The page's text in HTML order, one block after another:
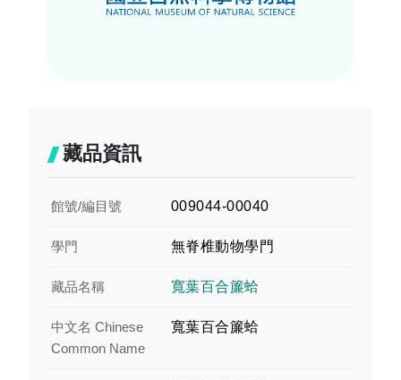
藏品資訊
館號/編目號 009044-00040
學門 無脊椎動物學門
藏品名稱 寬葉百合簾蛤
中文名 Chinese
Common Name
寬葉百合簾蛤